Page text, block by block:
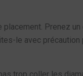
placement. Prenez
le avec